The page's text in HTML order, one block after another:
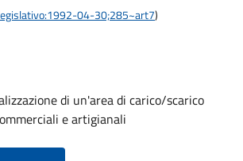
04-30;285~art7)
di un'area di carico/scarico
e artigianali